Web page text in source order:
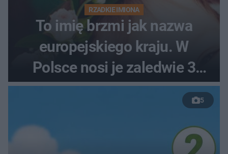
RZADKIE IMIONA
To imię brzmi jak nazwa
europejskiego kraju. W
Polsce nosi je zaledwie 3
kobiety
5